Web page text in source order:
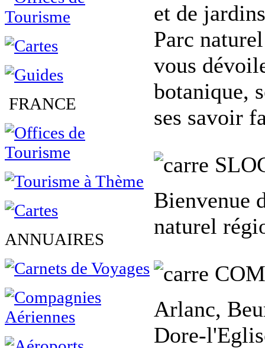
FRANCE
ANNUAIRES
et de
Parc
vous
botanique,
ses savoir
Bienvenue
naturel
Arlanc,
Dore-